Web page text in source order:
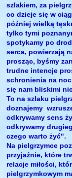
szlakiem, za
co dzieje się w
później wielką
tylko tymi
spotykamy po
serca, powierzają
prosząc, byśmy
trudne intencje
schronienia na
się nam bliskimi
To na szlaku
doznajemy
odkrywamy sens
odkrywamy
czego warto żyć".
Na pielgrzymce
przyjaźnie, które
relacje miłości,
pielgrzymkowym